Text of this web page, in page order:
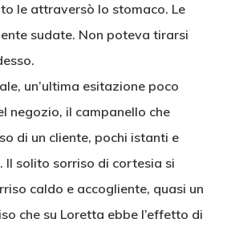
le attraversò lo stomaco. Le
sudate. Non poteva tirarsi
un’ultima esitazione poco
negozio, il campanello che
di un cliente, pochi istanti e
Il solito sorriso di cortesia si
caldo e accogliente, quasi un
che su Loretta ebbe l’effetto di